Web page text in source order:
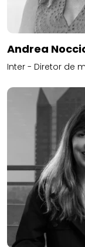
Andrea
Inter - Diretor de